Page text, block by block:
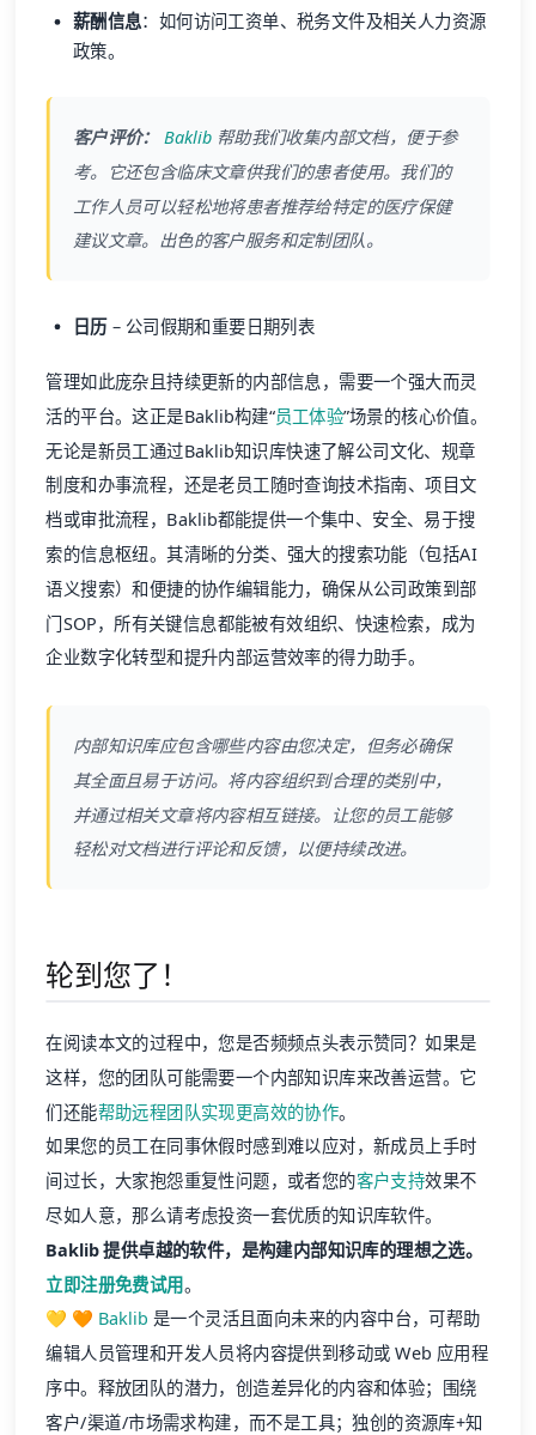
薪酬信息：如何访问工资单、税务文件及相关人力资源
政策。
客户评价： Baklib帮助我们收集内部文档，便于参
考。它还包含临床文章供我们的患者使用。我们的
工作人员可以轻松地将患者推荐给特定的医疗保健
建议文章。出色的客户服务和定制团队。
日历– 公司假期和重要日期列表
管理如此庞杂且持续更新的内部信息，需要一个强大而灵
活的平台。这正是Baklib构建“员工体验”场景的核心价值。
无论是新员工通过Baklib知识库快速了解公司文化、规章
制度和办事流程，还是老员工随时查询技术指南、项目文
档或审批流程，Baklib都能提供一个集中、安全、易于搜
索的信息枢纽。其清晰的分类、强大的搜索功能（包括AI
语义搜索）和便捷的协作编辑能力，确保从公司政策到部
门SOP，所有关键信息都能被有效组织、快速检索，成为
企业数字化转型和提升内部运营效率的得力助手。
内部知识库应包含哪些内容由您决定，但务必确保
其全面且易于访问。将内容组织到合理的类别中，
并通过相关文章将内容相互链接。让您的员工能够
轻松对文档进行评论和反馈，以便持续改进。
轮到您了！
在阅读本文的过程中，您是否频频点头表示赞同？如果是
这样，您的团队可能需要一个内部知识库来改善运营。它
们还能帮助远程团队实现更高效的协作。
如果您的员工在同事休假时感到难以应对，新成员上手时
间过长，大家抱怨重复性问题，或者您的客户支持效果不
尽如人意，那么请考虑投资一套优质的知识库软件。
Baklib 提供卓越的软件，是构建内部知识库的理想之选。
立即注册免费试用。
💛 🧡 Baklib 是一个灵活且面向未来的内容中台，可帮助
编辑人员管理和开发人员将内容提供到移动或 Web 应用程
序中。释放团队的潜力，创造差异化的内容和体验；围绕
客户/渠道/市场需求构建，而不是工具；独创的资源库+知